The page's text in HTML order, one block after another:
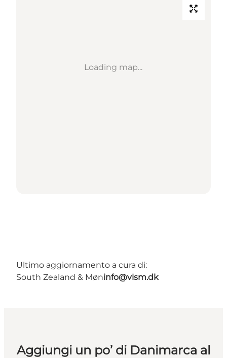
Loading map...
Ultimo aggiornamento a cura di:
South Zealand & Møninfo@vism.dk
Aggiungi un po’ di Danimarca al